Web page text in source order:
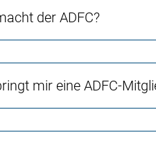
der ADFC?
mir eine ADFC-